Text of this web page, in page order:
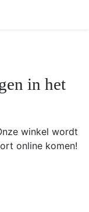
in het
winkel wordt
online komen!